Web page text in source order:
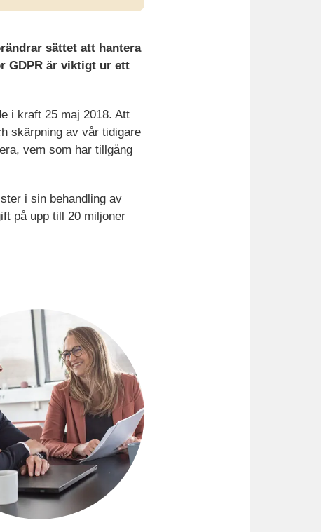
giltigt
sättet att hantera
GDPR är viktigt ur ett
i kraft 25 maj 2018. Att
skärpning av vår tidigare
vem som har tillgång
i sin behandling av
på upp till 20 miljoner